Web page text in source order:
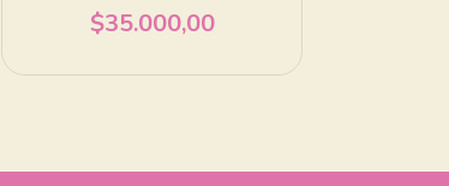
$35.000,00